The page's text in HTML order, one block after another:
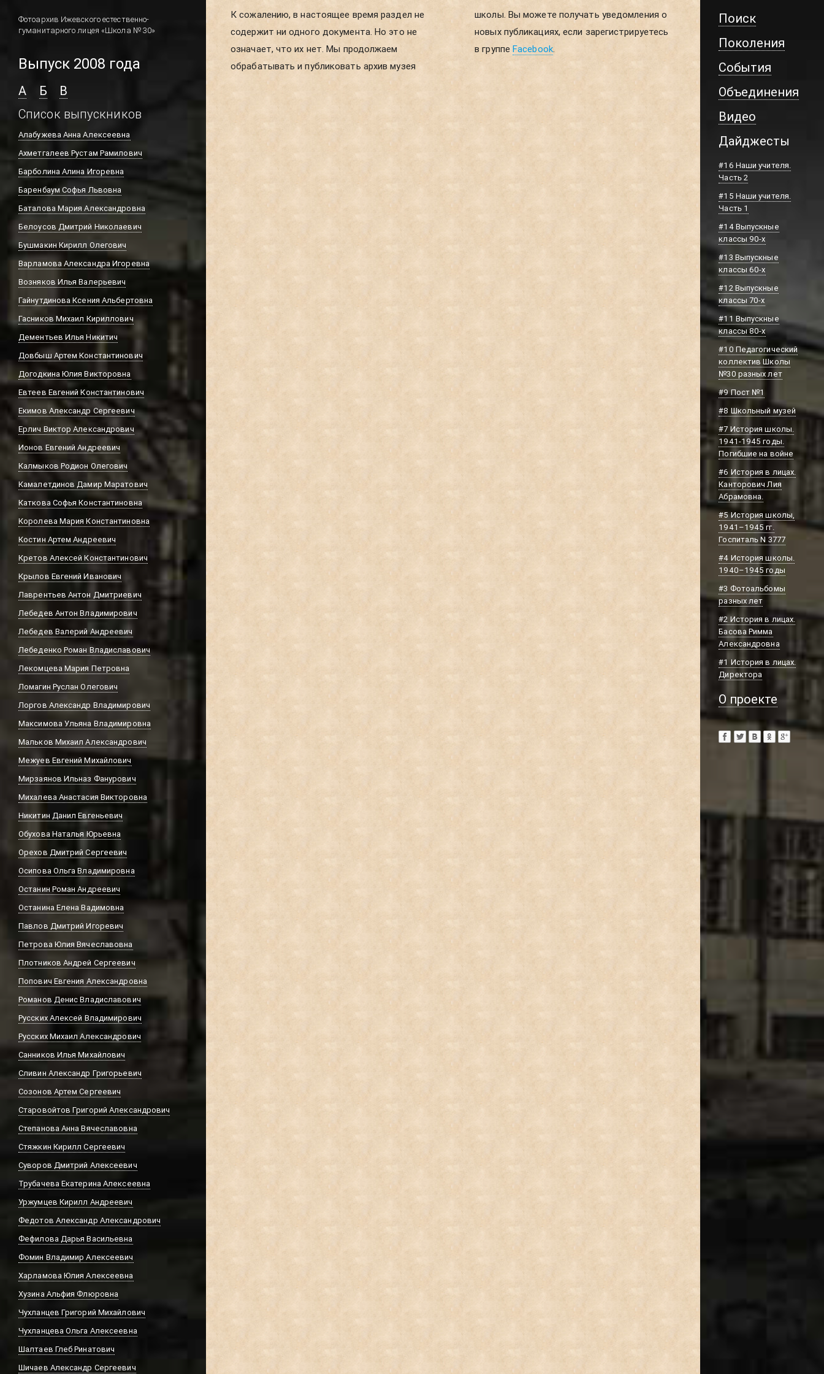
Фотоархив Ижевского естественно-
гуманитарного лицея «Школа № 30»
Выпуск 2008 года
А Б
В
Список выпускников
Алабужева Анна Алексеевна
Ахметгалеев Рустам Рамилович
Барболина Алина Игоревна
Баренбаум Софья Львовна
Баталова Мария Александровна
Белоусов Дмитрий Николаевич
Бушмакин Кирилл Олегович
Варламова Александра Игоревна
Возняков Илья Валерьевич
Гайнутдинова Ксения Альбертовна
Гасников Михаил Кириллович
Дементьев Илья Никитич
Довбыш Артем Константинович
Догодкина Юлия Викторовна
Евтеев Евгений Константинович
Екимов Александр Сергеевич
Ерлич Виктор Александрович
Ионов Евгений Андреевич
Калмыков Родион Олегович
Камалетдинов Дамир Маратович
Каткова Софья Константиновна
Королева Мария Константиновна
Костин Артем Андреевич
Кретов Алексей Константинович
Крылов Евгений Иванович
Лаврентьев Антон Дмитриевич
Лебедев Антон Владимирович
Лебедев Валерий Андреевич
Лебеденко Роман Владиславович
Лекомцева Мария Петровна
Ломагин Руслан Олегович
Лоргов Александр Владимирович
Максимова Ульяна Владимировна
Мальков Михаил Александрович
Межуев Евгений Михайлович
Мирзаянов Ильназ Фанурович
Михалева Анастасия Викторовна
Никитин Данил Евгеньевич
Обухова Наталья Юрьевна
Орехов Дмитрий Сергеевич
Осипова Ольга Владимировна
Останин Роман Андреевич
Останина Елена Вадимовна
Павлов Дмитрий Игоревич
Петрова Юлия Вячеславовна
Плотников Андрей Сергеевич
Попович Евгения Александровна
Романов Денис Владиславович
Русских Алексей Владимирович
Русских Михаил Александрович
Санников Илья Михайлович
Сливин Александр Григорьевич
Созонов Артем Сергеевич
Старовойтов Григорий Александрович
Степанова Анна Вячеславовна
Стяжкин Кирилл Сергеевич
Суворов Дмитрий Алексеевич
Трубачева Екатерина Алексеевна
Уржумцев Кирилл Андреевич
Федотов Александр Александрович
Фефилова Дарья Васильевна
Фомин Владимир Алексеевич
Харламова Юлия Алексеевна
Хузина Альфия Флюровна
Чухланцев Григорий Михайлович
Чухланцева Ольга Алексеевна
Шалтаев Глеб Ринатович
Шичаев Александр Сергеевич
К сожалению, в настоящее время раздел не
содержит ни одного документа. Но это не
означает, что их нет. Мы продолжаем
обрабатывать и публиковать архив музея
школы. Вы можете получать уведомления о
новых публикациях, если зарегистрируетесь
в группеFacebook.
Поиск
Поколения
События
Объединения
Видео
Дайджесты
#16 Наши учителя.
Часть 2
#15 Наши учителя.
Часть 1
#14 Выпускные
классы 90-х
#13 Выпускные
классы 60-х
#12 Выпускные
классы 70-х
#11 Выпускные
классы 80-х
#10 Педагогический
коллектив Школы
№30 разных лет
#9 Пост №1
#8 Школьный музей
#7 История школы.
1941-1945 годы.
Погибшие на войне
#6 История в лицах.
Канторович Лия
Абрамовна.
#5 История школы,
1941–1945 гг.
Госпиталь N 3777
#4 История школы.
1940–1945 годы
#3 Фотоальбомы
разных лет
#2 История в лицах.
Басова Римма
Александровна
#1 История в лицах.
Директора
О проекте